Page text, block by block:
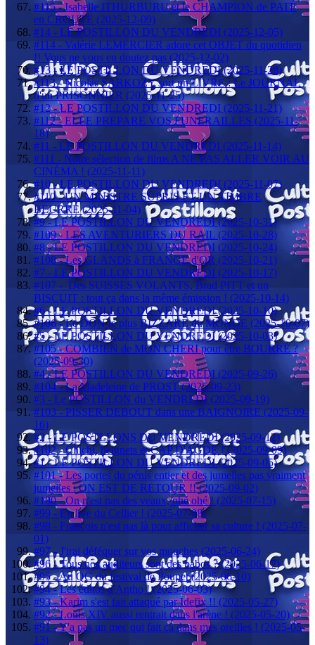
#115 - Isabelle ITHURBURU et le CHAMPION de PATÉ
en CROUTE (2025-12-09)
#14 - LE POSTILLON DU VENDREDI (2025-12-05)
#114 - Valérie LEMERCIER adore cet OBJET du quotidien
!! Vous ne vous en doutez pas (2025-12-02)
#13 - LE POSTILLON DU VENDREDI (2025-11-28)
#113 - Nicolas SARKOZY sort un LIVRE : Le JOURNAL
d'un PRISONNIER (2025-11-25)
#12 - LE POSTILLON DU VENDREDI (2025-11-21)
#112 - ELLE PREPARE VOS FUNERAILLES (2025-11-
18)
#11 - LE POSTILLON DU VENDREDI (2025-11-14)
#111 - Notre sélection de films A NE PAS ALLER VOIR AU
CINÉMA ! (2025-11-11)
#10 - LE POSTILLON DU VENDREDI (2025-11-07)
#110 - UN MINISTRE SUPRIS ET UN TIMBRE
BEURRÉ (2025-11-04)
#9 - LE POSTILLON DU VENDREDI (2025-10-31)
#109 - LES AVENTURIERS DU RAIL (2025-10-28)
#8 - LE POSTILLON DU VENDREDI (2025-10-24)
#108 - Les GLANDS à FRANGE d'OR (2025-10-21)
#7 - LE POSTILLON DU VENDREDI (2025-10-17)
#107 - Des SUISSES VOLANTS, Brad PITT et un
BISCUIT : tout ça dans la même émission ! (2025-10-14)
#6 - LE POSTILLON DU VENDREDI (2025-10-10)
#106 - Le DON le plus BIZZARE du MONDE (2025-10-07)
#5 - LE POSTILLON DU VENDREDI (2025-10-03)
#105 - COMBIEN de MON CHERI pour être BOURRÉ ?
(2025-09-30)
#4 - LE POSTILLON DU VENDREDI (2025-09-26)
#104 - La Madeleine de PROST (2025-09-23)
#3 - Le POSTILLON du VENDREDI (2025-09-19)
#103 - PISSER DEBOUT dans une BAIGNOIRE (2025-09-
16)
#2 - LE POSTLLONS DU VENDREDI (2025-09-12)
#102 - Chichi, beignets et CAP D'AGDE ! (2025-09-09)
#1 - LE POSTILLON DU VENDREDI (2025-09-05)
#101 - Les portes du pénis entier et des jumelles pas vraiment
jumelles : ON EST DE RETOUR !! (2025-09-02)
#100 - On n'est pas des veaux, ohé ohé ! (2025-07-15)
#99 - En live du Cellier ! (2025-07-08)
#98 - François n'est pas là pour afficher sa culture ! (2025-07-
01)
#97 - J'irai déféquer sur vos mouches (2025-06-24)
#96 - Tous nos auditeurs sont des babos ? (2025-06-17)
#95 - Au QG du festival de Poupet (2025-06-10)
#94 - Les éditos d'Antho ! (2025-06-03)
#93 - Karim s'est fait attaqué par Idefix !! (2025-05-27)
#92 - Louis XIV aussi rentrait dans l'arène ! (2025-05-20)
#91 - Y'a pas un mec qui fait ça dans mes oreilles ! (2025-05-
13)